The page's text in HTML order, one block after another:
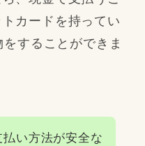
カードを持ってい
することができま
い方法が安全な